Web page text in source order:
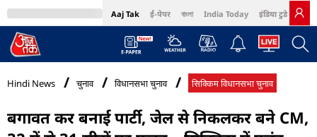
Aaj Tak ई-पेपर বাংলা India Today इंडिया टुडे हिंदी
MumbaiTak Cosmopolitan Harper's Bazaar Northeast
Hindi News चुनाव विधानसभा चुनाव सिक्किम विधानसभा चुनाव
बगावत कर बनाई पार्टी, जेल से निकलकर बने CM,